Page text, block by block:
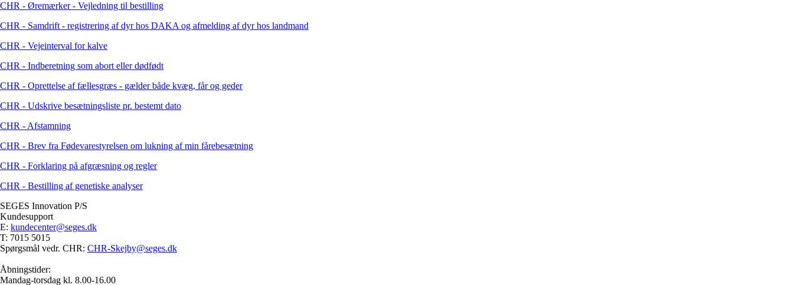
CHR - Øremærker - Vejledning til bestilling
CHR - Samdrift - registrering af dyr hos DAKA og afmelding af dyr hos landmand
CHR - Vejeinterval for kalve
CHR - Indberetning som abort eller dødfødt
CHR - Oprettelse af fællesgræs - gælder både kvæg, får og geder
CHR - Udskrive besætningsliste pr. bestemt dato
CHR - Afstamning
CHR - Brev fra Fødevarestyrelsen om lukning af min fårebesætning
CHR - Forklaring på afgræsning og regler
CHR - Bestilling af genetiske analyser
SEGES Innovation P/S
Kundesupport
E: kundecenter@seges.dk
T: 7015 5015
Spørgsmål vedr. CHR: CHR-Skejby@seges.dk
Åbningstider:
Mandag-torsdag kl. 8.00-16.00